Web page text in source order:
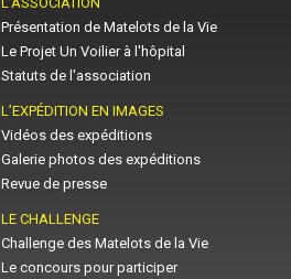
Présentation de Matelots de la Vie
Le Projet Un Voilier à l'hôpital
Statuts de l'association
L’EXPÉDITION EN IMAGES
Vidéos des expéditions
Galerie photos des expéditions
Revue de presse
LE CHALLENGE
Challenge des Matelots de la Vie
Le concours pour participer